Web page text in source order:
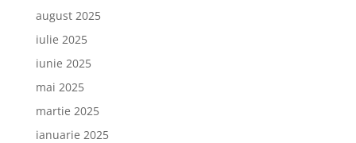
august 2025
iulie 2025
iunie 2025
mai 2025
martie 2025
ianuarie 2025